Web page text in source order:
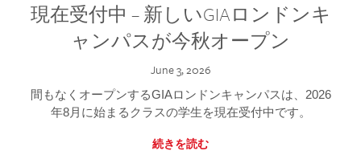
現在受付中 – 新しいGIAロンドンキ
ャンパスが今秋オープン
June 3, 2026
間もなくオープンするGIAロンドンキャンパスは、2026
年8月に始まるクラスの学生を現在受付中です。
続きを読む